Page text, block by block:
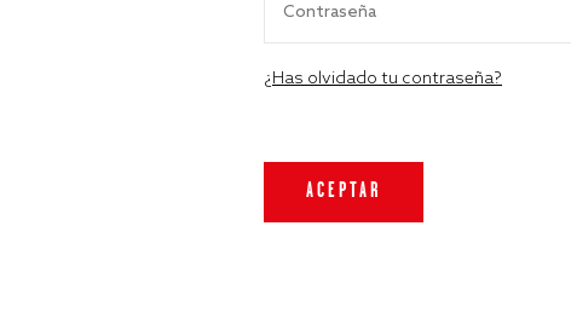
¿Has olvidado tu contraseña?